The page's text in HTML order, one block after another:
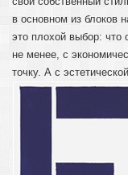
в основном из блоков
это плохой выбор: что
не менее, с
точку. А с